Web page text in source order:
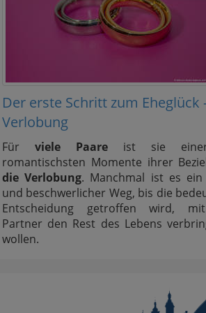
Der erste Schritt zum Eheglück
Verlobung
Für viele Paare ist sie
romantischsten Momente ihrer
die Verlobung. Manchmal ist es ein
und beschwerlicher Weg, bis die
Entscheidung getroffen wird,
Partner den Rest des Lebens
wollen.